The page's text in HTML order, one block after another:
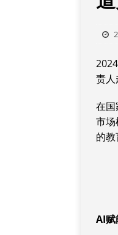
责人
在国
市
的教
AI